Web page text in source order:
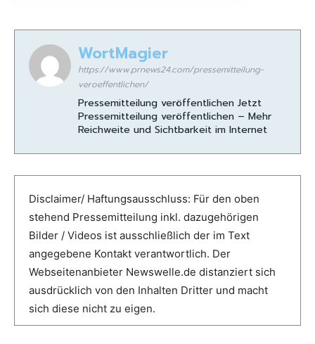
WortMagier
https://www.prnews24.com/pressemitteilung-
veroeffentlichen/
Pressemitteilung veröffentlichen Jetzt
Pressemitteilung veröffentlichen – Mehr
Reichweite und Sichtbarkeit im Internet
Disclaimer/ Haftungsausschluss: Für den oben
stehend Pressemitteilung inkl. dazugehörigen
Bilder / Videos ist ausschließlich der im Text
angegebene Kontakt verantwortlich. Der
Webseitenanbieter Newswelle.de distanziert sich
ausdrücklich von den Inhalten Dritter und macht
sich diese nicht zu eigen.